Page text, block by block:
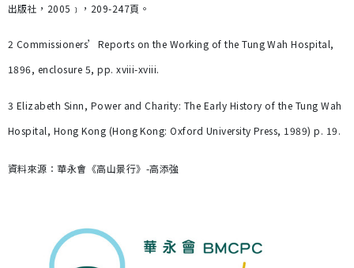
出版社，2005 ﹞，209-247頁。
2 Commissioners’Reports on the Working of the Tung Wah Hospital,
1896, enclosure 5, pp. xviii-xviii.
3 Elizabeth Sinn, Power and Charity: The Early History of the Tung Wah
Hospital, Hong Kong (Hong Kong: Oxford University Press, 1989) p. 19.
資料來源：華永會《高山景行》-高添強